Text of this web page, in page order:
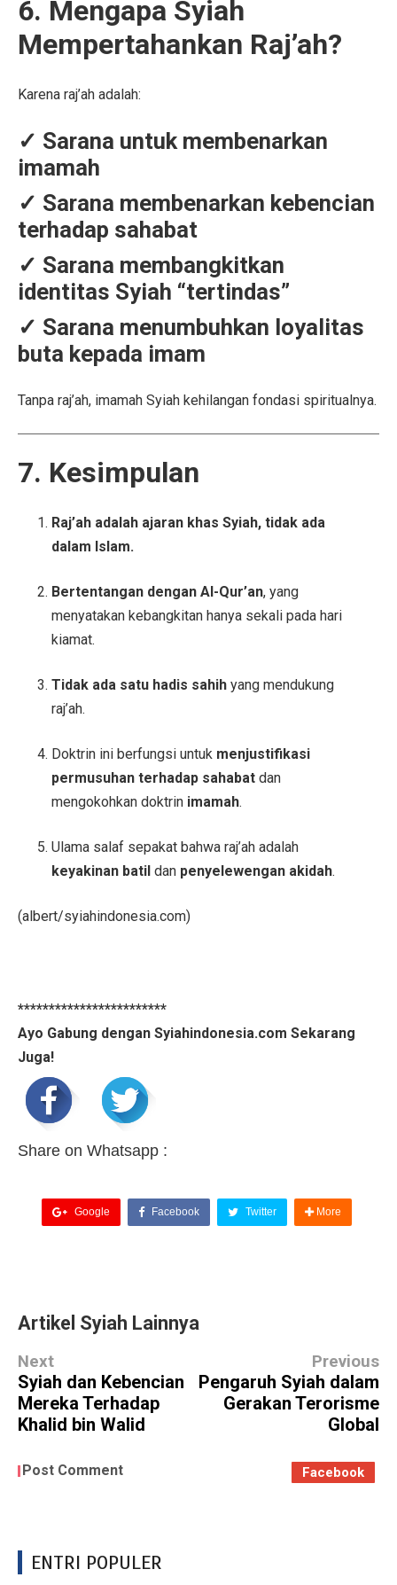
6. Mengapa Syiah
Mempertahankan Raj’ah?
Karena raj’ah adalah:
✓ Sarana untuk membenarkan
imamah
✓ Sarana membenarkan kebencian
terhadap sahabat
✓ Sarana membangkitkan
identitas Syiah “tertindas”
✓ Sarana menumbuhkan loyalitas
buta kepada imam
Tanpa raj’ah, imamah Syiah kehilangan fondasi spiritualnya.
7. Kesimpulan
Raj’ah adalah ajaran khas Syiah, tidak ada
dalam Islam.
Bertentangan dengan Al-Qur’an, yang
menyatakan kebangkitan hanya sekali pada hari
kiamat.
Tidak ada satu hadis sahih yang mendukung
raj’ah.
Doktrin ini berfungsi untuk menjustifikasi
permusuhan terhadap sahabat dan
mengokohkan doktrin imamah.
Ulama salaf sepakat bahwa raj’ah adalah
keyakinan batil dan penyelewengan akidah.
(albert/syiahindonesia.com)
************************
Ayo Gabung dengan Syiahindonesia.com Sekarang
Juga!
Share on Whatsapp :
Google Facebook Twitter More
Artikel Syiah Lainnya
Next
Syiah dan Kebencian
Mereka Terhadap
Khalid bin Walid
Previous
Pengaruh Syiah dalam
Gerakan Terorisme
Global
Post Comment Facebook
ENTRI POPULER